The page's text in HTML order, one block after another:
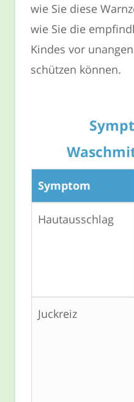
wie Sie diese
wie Sie die
Kindes vor
schützen können.
Symptom
Hautausschlag
Juckreiz